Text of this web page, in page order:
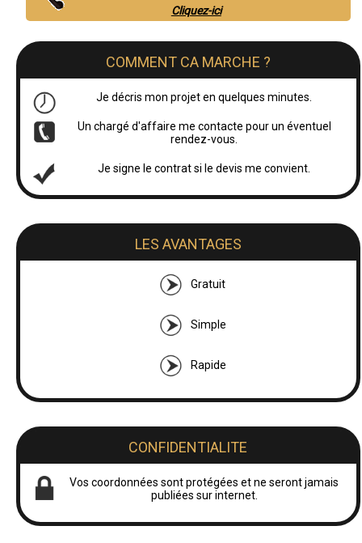
Cliquez-ici
COMMENT CA MARCHE ?
Je décris mon projet en quelques minutes.
Un chargé d'affaire me contacte pour un éventuel
rendez-vous.
Je signe le contrat si le devis me convient.
LES AVANTAGES
Gratuit
Simple
Rapide
CONFIDENTIALITE
Vos coordonnées sont protégées et ne seront jamais
publiées sur internet.